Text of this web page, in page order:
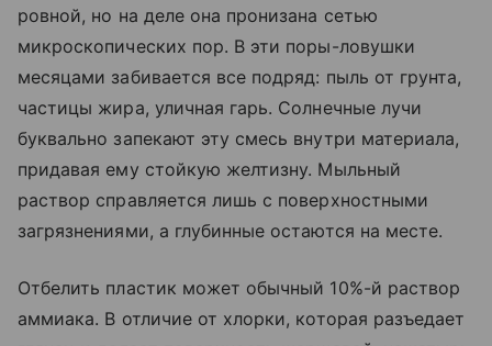
ровной, но на деле она пронизана сетью
микроскопических пор. В эти поры-ловушки
месяцами забивается все подряд: пыль от грунта,
частицы жира, уличная гарь. Солнечные лучи
буквально запекают эту смесь внутри материала,
придавая ему стойкую желтизну. Мыльный
раствор справляется лишь с поверхностными
загрязнениями, а глубинные остаются на месте.
Отбелить пластик может обычный 10%-й раствор
аммиака. В отличие от хлорки, которая разъедает